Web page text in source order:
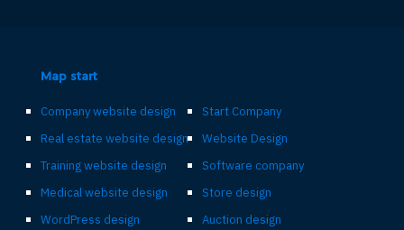
Map start
Start Company
Website Design
Software company
Store design
Auction design
Company website design
Real estate website design
Training website design
Medical website design
WordPress design